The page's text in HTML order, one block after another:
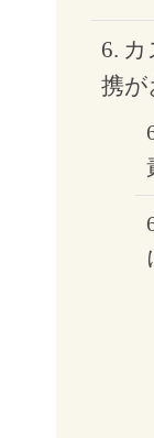
カ
携が